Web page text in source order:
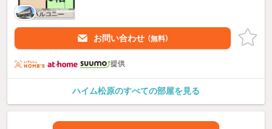
お問い合わせ （無料）
提供
ハイム松原のすべての部屋を見る